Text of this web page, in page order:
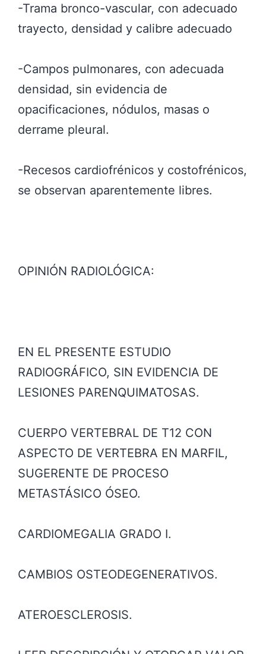
-Trama bronco-vascular, con adecuado
trayecto, densidad y calibre adecuado
-Campos pulmonares, con adecuada
densidad, sin evidencia de
opacificaciones, nódulos, masas o
derrame pleural.
-Recesos cardiofrénicos y costofrénicos,
se observan aparentemente libres.
OPINIÓN RADIOLÓGICA:
EN EL PRESENTE ESTUDIO
RADIOGRÁFICO, SIN EVIDENCIA DE
LESIONES PARENQUIMATOSAS.
CUERPO VERTEBRAL DE T12 CON
ASPECTO DE VERTEBRA EN MARFIL,
SUGERENTE DE PROCESO
METASTÁSICO ÓSEO.
CARDIOMEGALIA GRADO I.
CAMBIOS OSTEODEGENERATIVOS.
ATEROESCLEROSIS.